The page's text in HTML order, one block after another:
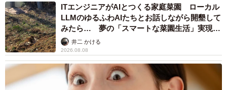
ITエンジニアがAIとつくる家庭菜園 ローカル
LLMのゆるふわAIたちとお話しながら開墾して
みたら… 夢の「スマートな菜園生活」実現な
るか井二 かける
2026.08.08